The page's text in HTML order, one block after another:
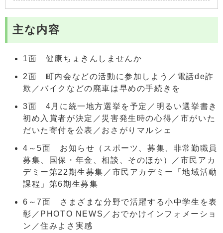
主な内容
1面 健康ちょきんしませんか
2面 町内会などの活動に参加しよう／電話de詐
欺／バイクなどの廃車は早めの手続きを
3面 4月に統一地方選挙を予定／明るい選挙書き
初め入賞者が決定／災害発生時の心得／市がいた
だいた寄付を公表／おさがりマルシェ
4～5面 お知らせ（スポーツ、募集、非常勤職員
募集、国保・年金、相談、そのほか）／市民アカ
デミー第22期生募集／市民アカデミー「地域活動
課程」第6期生募集
6～7面 さまざまな分野で活躍する小中学生を表
彰／PHOTO NEWS／おでかけインフォメーショ
ン／住みよさ実感